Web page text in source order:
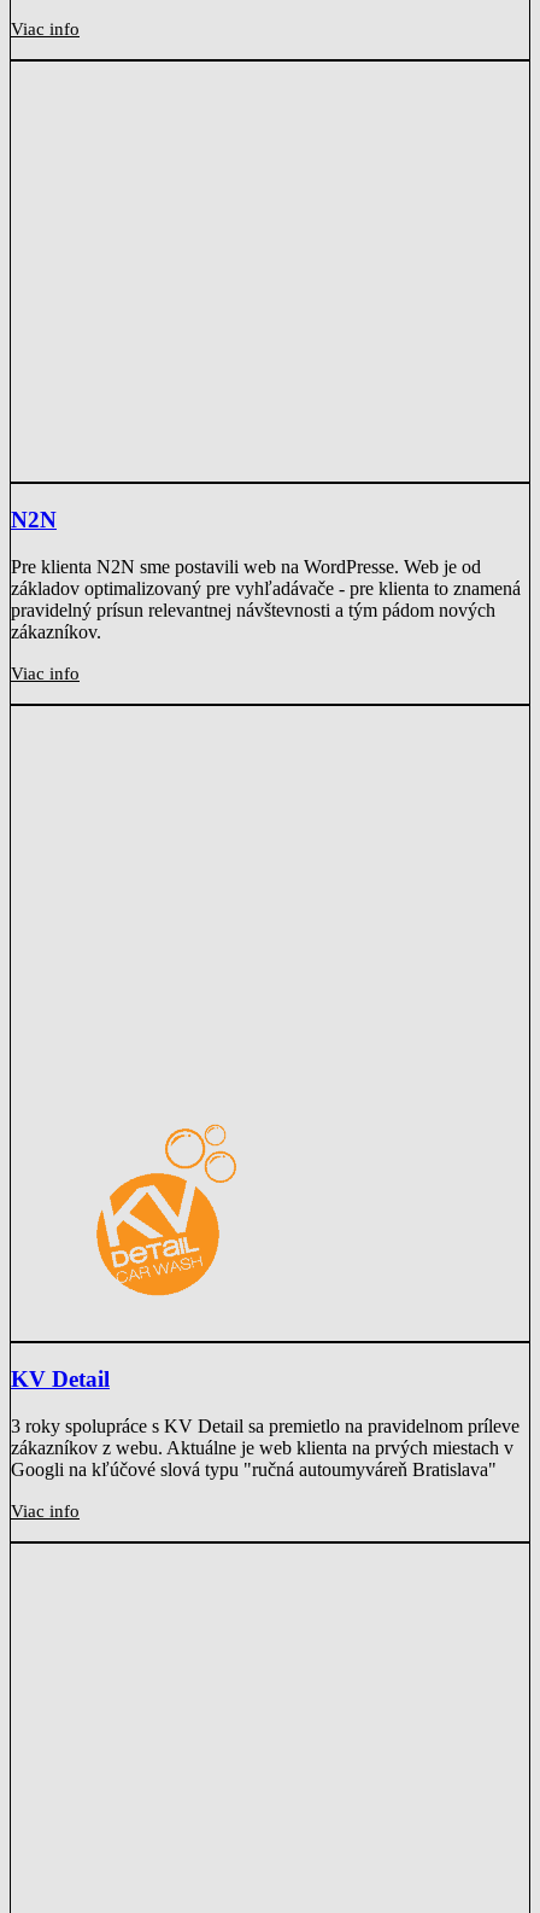
Viac info
N2N
Pre klienta N2N sme postavili web na WordPresse. Web je od
základov optimalizovaný pre vyhľadávače - pre klienta to znamená
pravidelný prísun relevantnej návštevnosti a tým pádom nových
zákazníkov.
Viac info
KV Detail
3 roky spolupráce s KV Detail sa premietlo na pravidelnom príleve
zákazníkov z webu. Aktuálne je web klienta na prvých miestach v
Googli na kľúčové slová typu "ručná autoumyváreň Bratislava"
Viac info